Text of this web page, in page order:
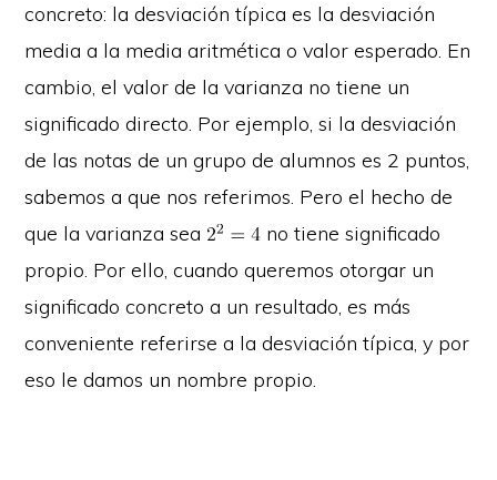
concreto: la desviación típica es la desviación
media a la media aritmética o valor esperado. En
cambio, el valor de la varianza no tiene un
significado directo. Por ejemplo, si la desviación
de las notas de un grupo de alumnos es 2 puntos,
sabemos a que nos referimos. Pero el hecho de
que la varianza sea
no tiene significado
propio. Por ello, cuando queremos otorgar un
significado concreto a un resultado, es más
conveniente referirse a la desviación típica, y por
eso le damos un nombre propio.